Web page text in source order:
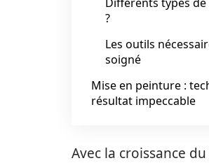
?
Les outils
soigné
Mise en peinture :
résultat impeccable
Avec la croissance